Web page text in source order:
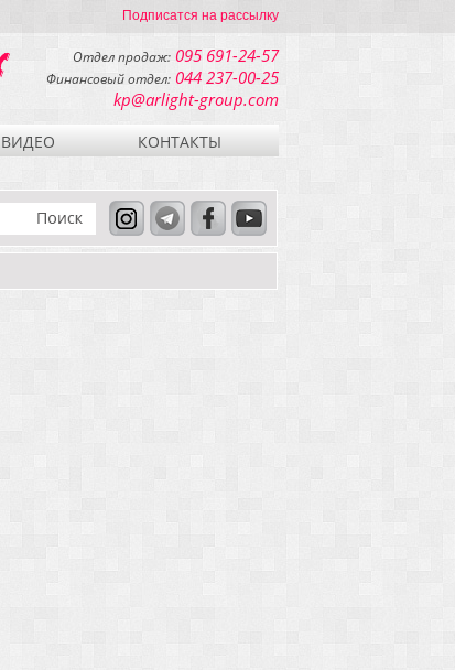
Подписатся на рассылку
Отдел продаж: 095 691-24-57
Финансовый отдел: 044 237-00-25
kp@arlight-group.com
ВИДЕО КОНТАКТЫ